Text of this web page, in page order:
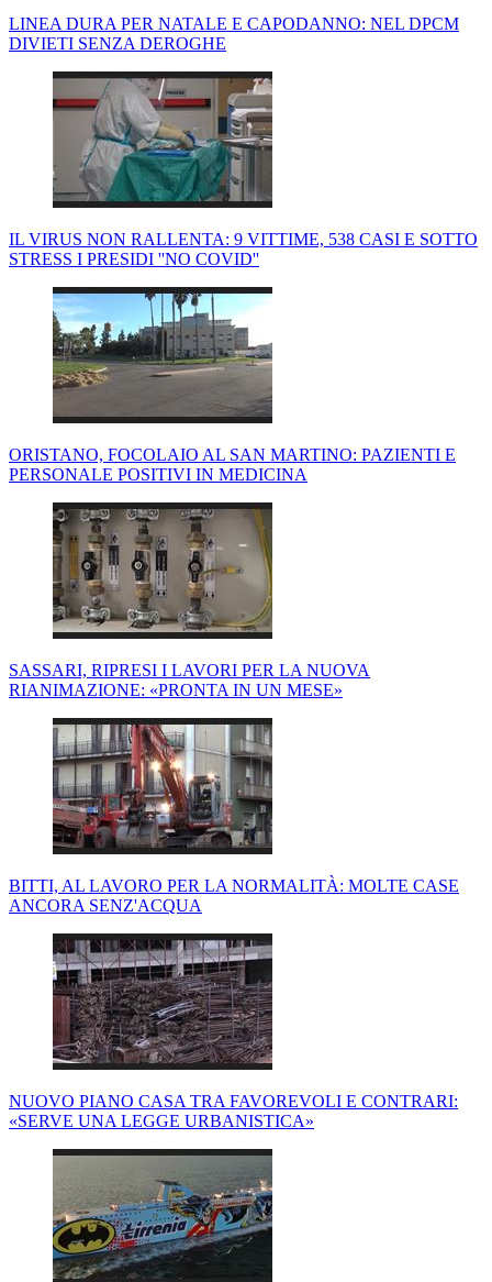
LINEA DURA PER NATALE E CAPODANNO: NEL DPCM
DIVIETI SENZA DEROGHE
IL VIRUS NON RALLENTA: 9 VITTIME, 538 CASI E SOTTO
STRESS I PRESIDI ''NO COVID''
ORISTANO, FOCOLAIO AL SAN MARTINO: PAZIENTI E
PERSONALE POSITIVI IN MEDICINA
SASSARI, RIPRESI I LAVORI PER LA NUOVA
RIANIMAZIONE: «PRONTA IN UN MESE»
BITTI, AL LAVORO PER LA NORMALITÀ: MOLTE CASE
ANCORA SENZ'ACQUA
NUOVO PIANO CASA TRA FAVOREVOLI E CONTRARI:
«SERVE UNA LEGGE URBANISTICA»